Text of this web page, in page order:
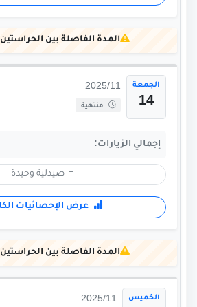
المدة الفاصلة بين
الجمعة
14
2025/11
منتهية
إجمالي الزيارات:
صيدلية وحيدة
عرض الإحصائيات
المدة الفاصلة بين
الخميس 2025/11